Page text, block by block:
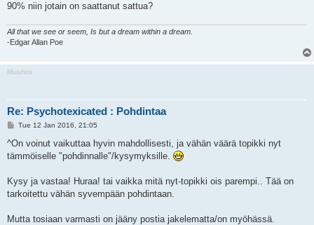
90% niin jotain on saattanut sattua?
All that we see or seem, Is but a dream within a dream.
-Edgar Allan Poe
Mushru
Re: Psychotexicated : Pohdintaa
P
s
Tue 12 Jan 2016, 21:05
^On voinut vaikuttaa hyvin mahdollisesti, ja vähän väärä topikki nyt
tämmöiselle "pohdinnalle"/kysymyksille.
Kysy ja vastaa! Huraa! tai vaikka mitä nyt-topikki ois parempi.. Tää on
tarkoitettu vähän syvempään pohdintaan.
Mutta tosiaan varmasti on jääny postia jakelematta/on myöhässä.